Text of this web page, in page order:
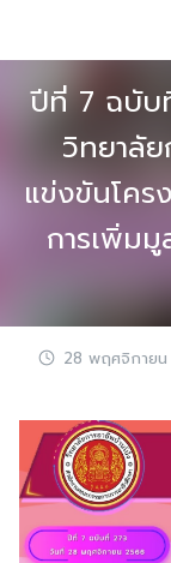
ปีที่ 7 ฉบับ
วิทยาลัย
แข่งขันโคร
การเพิ่ม
28 พฤศจิกาย